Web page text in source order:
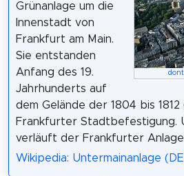
Grünanlage um die
Innenstadt von
Frankfurt am Main.
Sie entstanden
Anfang des 19.
Jahrhunderts auf
dem Gelände der 1804 bis
Frankfurter Stadtbefestigung.
verläuft der Frankfurter
Wikipedia: Untermainanlage